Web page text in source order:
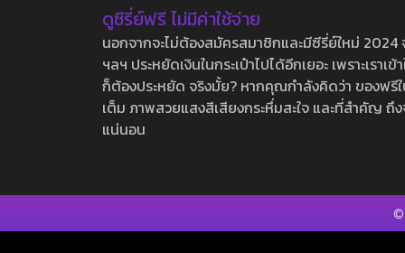
ดูซีรี่ย์ฟรี ไม่มีค่าใช้จ่าย
นอกจากจะไม่ต้องสมัครสมาชิกและมีซีรี่ย์ใหม่
ฯลฯ ประหยัดเงินในกระเป๋าไปได้อีกเยอะ เพราะเร
ก็ต้องประหยัด จริงมั้ย? หากคุณกำลังคิดว่า ของฟ
เต็ม ภาพสวยแสงสีเสียงกระหึ่มสะใจ และที่สำคัญ
แน่นอน
©